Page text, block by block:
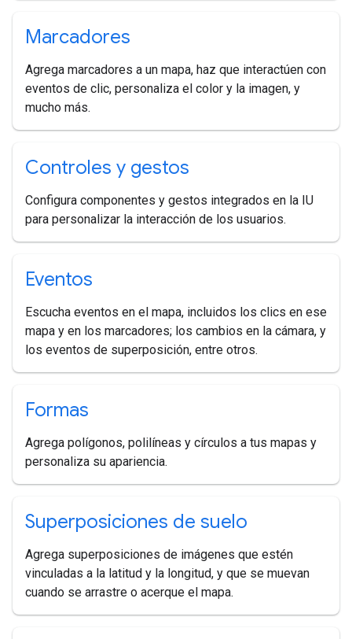
Marcadores
Agrega marcadores a un mapa, haz que interactúen con
eventos de clic, personaliza el color y la imagen, y
mucho más.
Controles y gestos
Configura componentes y gestos integrados en la IU
para personalizar la interacción de los usuarios.
Eventos
Escucha eventos en el mapa, incluidos los clics en ese
mapa y en los marcadores; los cambios en la cámara, y
los eventos de superposición, entre otros.
Formas
Agrega polígonos, polilíneas y círculos a tus mapas y
personaliza su apariencia.
Superposiciones de suelo
Agrega superposiciones de imágenes que estén
vinculadas a la latitud y la longitud, y que se muevan
cuando se arrastre o acerque el mapa.